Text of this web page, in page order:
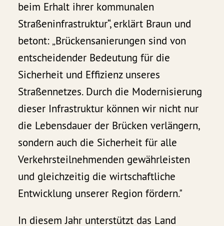
beim Erhalt ihrer kommunalen
Straßeninfrastruktur“, erklärt Braun und
betont: „Brückensanierungen sind von
entscheidender Bedeutung für die
Sicherheit und Effizienz unseres
Straßennetzes. Durch die Modernisierung
dieser Infrastruktur können wir nicht nur
die Lebensdauer der Brücken verlängern,
sondern auch die Sicherheit für alle
Verkehrsteilnehmenden gewährleisten
und gleichzeitig die wirtschaftliche
Entwicklung unserer Region fördern."
In diesem Jahr unterstützt das Land